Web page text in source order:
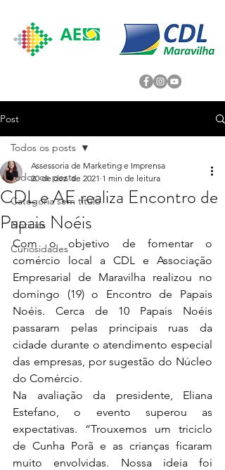
Post
Todos os posts
Categoria sem título
Noticias
Curiosidades
Todos os posts
CDL e AE realiza Encontro de
Papais Noéis
Assessoria de Marketing e Imprensa
20 de dez. de 2021 1 min de leitura
Com o objetivo de fomentar o
comércio local a CDL e Associação
Empresarial de Maravilha realizou no
domingo (19) o Encontro de Papais
Noéis. Cerca de 10 Papais Noéis
passaram pelas principais ruas da
cidade durante o atendimento especial
das empresas, por sugestão do Núcleo
do Comércio.
Na avaliação da presidente, Eliana
Estefano, o evento superou as
expectativas. “Trouxemos um triciclo
de Cunha Porã e as crianças ficaram
muito envolvidas. Nossa ideia foi